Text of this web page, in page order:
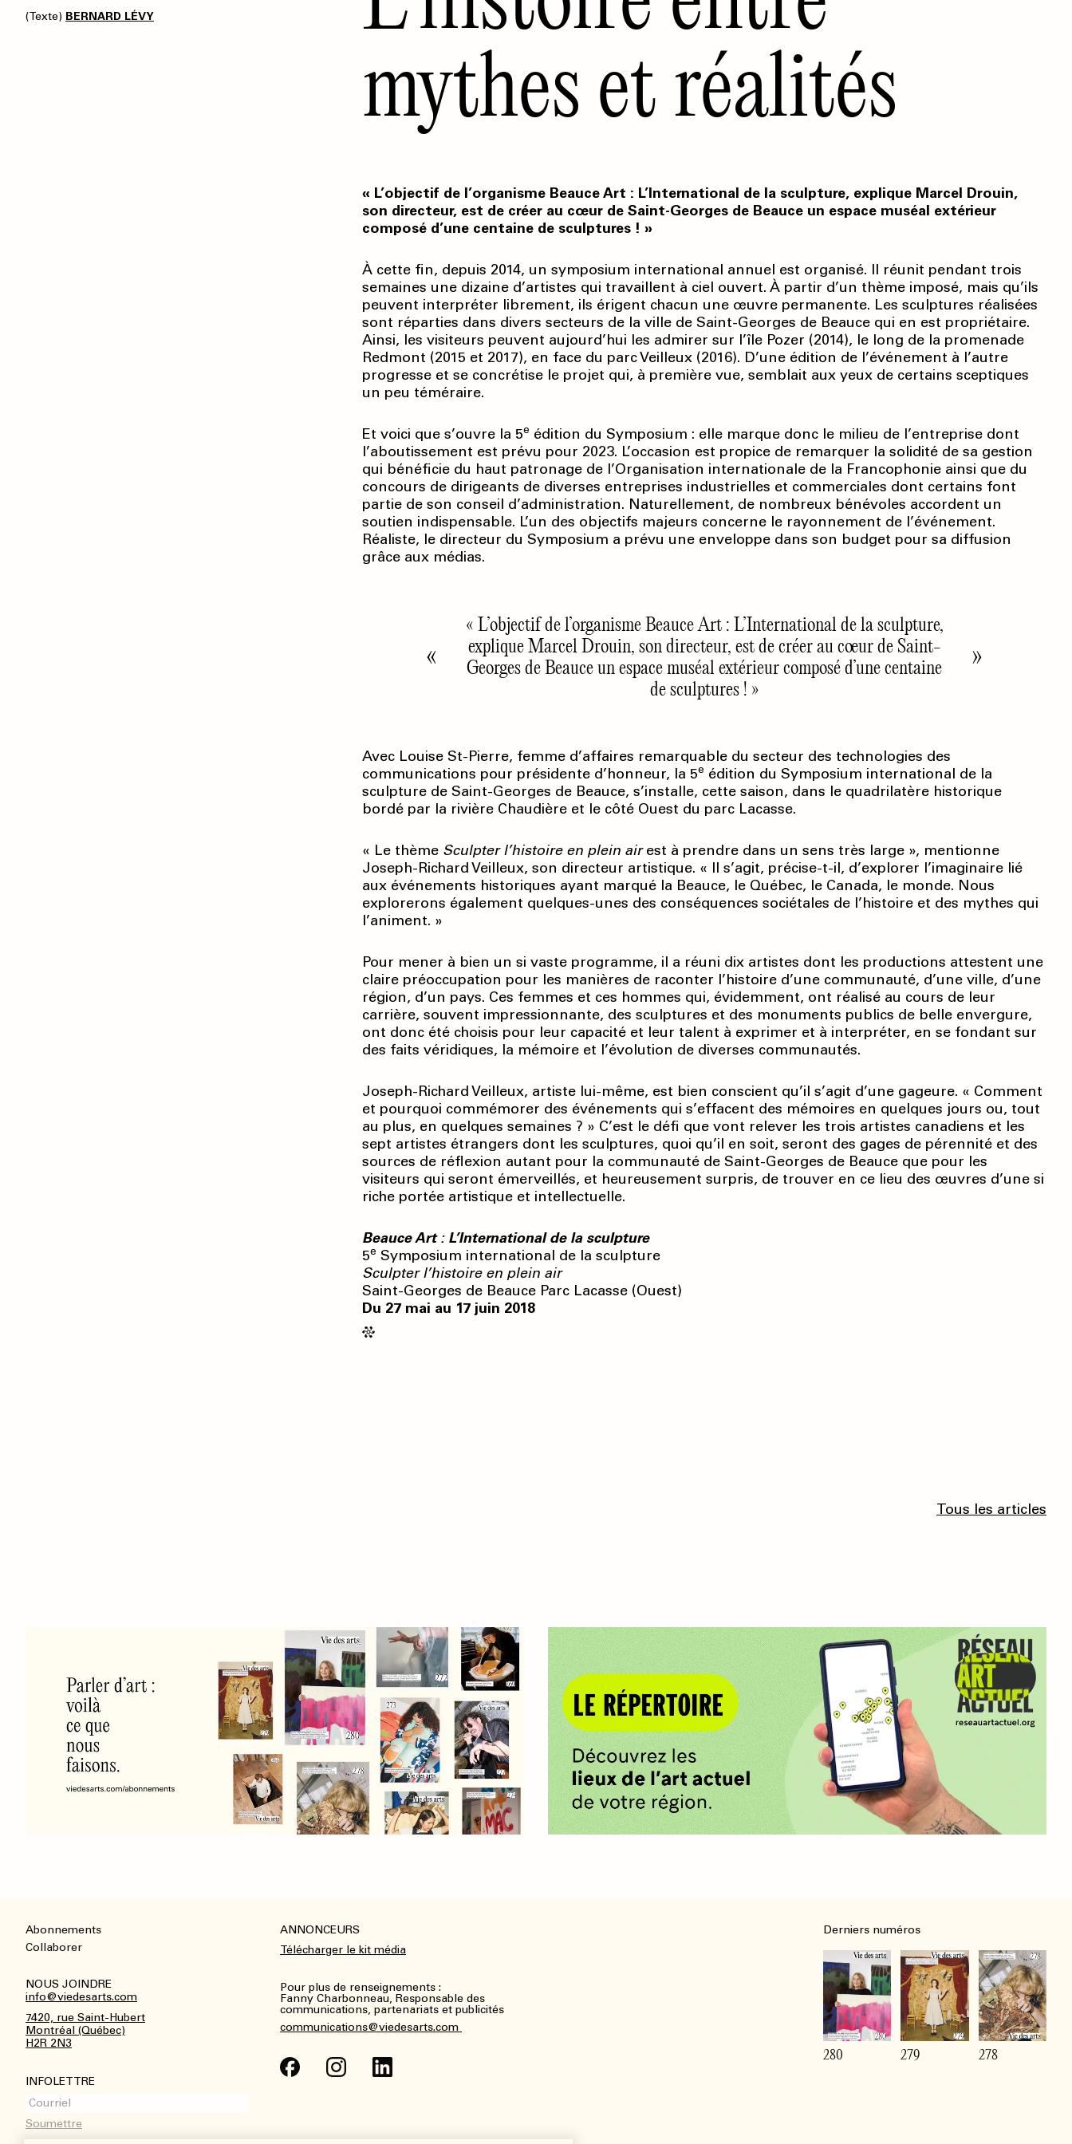
(Texte) BERNARD LÉVY
mythes et réalités
« L’objectif de l’organisme Beauce Art : L’International de la sculpture, explique Marcel Drouin,
son directeur, est de créer au cœur de Saint-Georges de Beauce un espace muséal extérieur
composé d’une centaine de sculptures ! »
À cette fin, depuis 2014, un symposium international annuel est organisé. Il réunit pendant trois
semaines une dizaine d’artistes qui travaillent à ciel ouvert. À partir d’un thème imposé, mais qu’ils
peuvent interpréter librement, ils érigent chacun une œuvre permanente. Les sculptures réalisées
sont réparties dans divers secteurs de la ville de Saint-Georges de Beauce qui en est propriétaire.
Ainsi, les visiteurs peuvent aujourd’hui les admirer sur l’île Pozer (2014), le long de la promenade
Redmont (2015 et 2017), en face du parc Veilleux (2016). D’une édition de l’événement à l’autre
progresse et se concrétise le projet qui, à première vue, semblait aux yeux de certains sceptiques
un peu téméraire.
Et voici que s’ouvre la 5e édition du Symposium : elle marque donc le milieu de l’entreprise dont
l’aboutissement est prévu pour 2023. L’occasion est propice de remarquer la solidité de sa gestion
qui bénéficie du haut patronage de l’Organisation internationale de la Francophonie ainsi que du
concours de dirigeants de diverses entreprises industrielles et commerciales dont certains font
partie de son conseil d’administration. Naturellement, de nombreux bénévoles accordent un
soutien indispensable. L’un des objectifs majeurs concerne le rayonnement de l’événement.
Réaliste, le directeur du Symposium a prévu une enveloppe dans son budget pour sa diffusion
grâce aux médias.
« L’objectif de l’organisme Beauce Art : L’International de la sculpture,
explique Marcel Drouin, son directeur, est de créer au cœur de Saint-
Georges de Beauce un espace muséal extérieur composé d’une centaine
de sculptures ! »
Avec Louise St-Pierre, femme d’affaires remarquable du secteur des technologies des
communications pour présidente d’honneur, la 5e édition du Symposium international de la
sculpture de Saint-Georges de Beauce, s’installe, cette saison, dans le quadrilatère historique
bordé par la rivière Chaudière et le côté Ouest du parc Lacasse.
« Le thème Sculpter l’histoire en plein airest à prendre dans un sens très large », mentionne
Joseph-Richard Veilleux, son directeur artistique. « Il s’agit, précise-t-il, d’explorer l’imaginaire lié
aux événements historiques ayant marqué la Beauce, le Québec, le Canada, le monde. Nous
explorerons également quelques-unes des conséquences sociétales de l’histoire et des mythes qui
l’animent. »
Pour mener à bien un si vaste programme, il a réuni dix artistes dont les productions attestent une
claire préoccupation pour les manières de raconter l’histoire d’une communauté, d’une ville, d’une
région, d’un pays. Ces femmes et ces hommes qui, évidemment, ont réalisé au cours de leur
carrière, souvent impressionnante, des sculptures et des monuments publics de belle envergure,
ont donc été choisis pour leur capacité et leur talent à exprimer et à interpréter, en se fondant sur
des faits véridiques, la mémoire et l’évolution de diverses communautés.
Joseph-Richard Veilleux, artiste lui-même, est bien conscient qu’il s’agit d’une gageure. « Comment
et pourquoi commémorer des événements qui s’effacent des mémoires en quelques jours ou, tout
au plus, en quelques semaines ? » C’est le défi que vont relever les trois artistes canadiens et les
sept artistes étrangers dont les sculptures, quoi qu’il en soit, seront des gages de pérennité et des
sources de réflexion autant pour la communauté de Saint-Georges de Beauce que pour les
visiteurs qui seront émerveillés, et heureusement surpris, de trouver en ce lieu des œuvres d’une si
riche portée artistique et intellectuelle.
Beauce Art : L’International de la sculpture
5e Symposium international de la sculpture
Sculpter l’histoire en plein air
Saint-Georges de Beauce Parc Lacasse (Ouest)
Du 27 mai au 17 juin 2018
Tous les articles
Abonnements
Collaborer
NOUS JOINDRE
info@viedesarts.com
7420, rue Saint-Hubert
Montréal (Québec)
H2R 2N3
INFOLETTRE
ANNONCEURS
Télécharger le kit média
Pour plus de renseignements :
Fanny Charbonneau, Responsable des
communications, partenariats et publicités
communications@viedesarts.com
Derniers numéros
280 279 278